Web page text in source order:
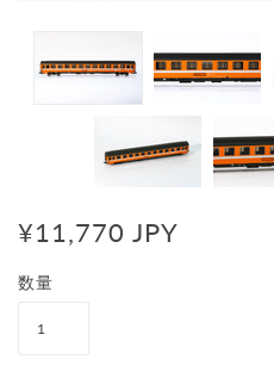
¥11,770 JPY
数量